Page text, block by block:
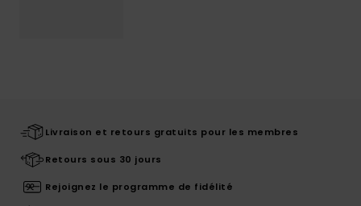
Livraison et retours gratuits pour les membres
Retours sous 30 jours
Rejoignez le programme de fidélité